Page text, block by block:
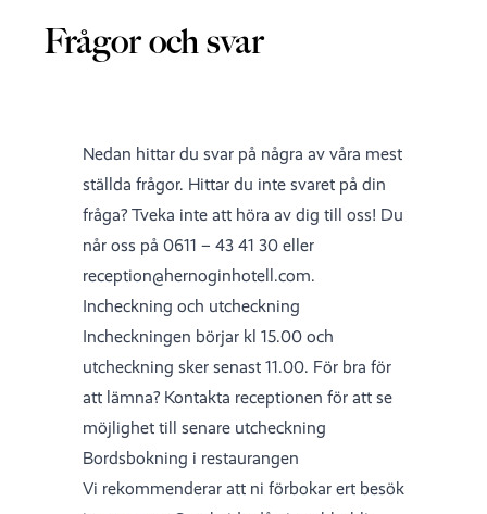
Frågor och svar
Nedan hittar du svar på några av våra mest
ställda frågor. Hittar du inte svaret på din
fråga? Tveka inte att höra av dig till oss! Du
når oss på 0611 – 43 41 30 eller
reception@hernoginhotell.com.
Incheckning och utcheckning
Incheckningen börjar kl 15.00 och
utcheckning sker senast 11.00. För bra för
att lämna? Kontakta receptionen för att se
möjlighet till senare utcheckning
Bordsbokning i restaurangen
Vi rekommenderar att ni förbokar ert besök